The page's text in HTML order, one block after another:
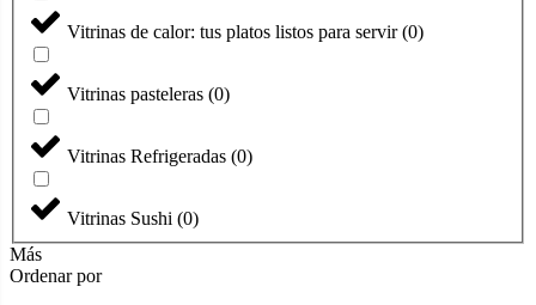
Vitrinas de calor: tus platos listos para servir (0)
Vitrinas pasteleras (0)
Vitrinas Refrigeradas (0)
Vitrinas Sushi (0)
Más
Ordenar por